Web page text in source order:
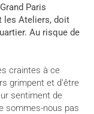
Paris
les Ateliers, doit
Au risque de
craintes à ce
grimpent et d’être
sentiment de
sommes-nous pas